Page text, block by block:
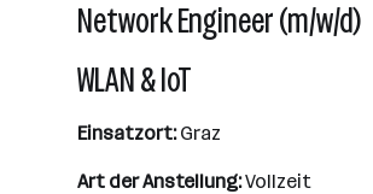
Network Engineer (m/w/d)
WLAN & IoT
Einsatzort:Graz
Art der Anstellung:Vollzeit